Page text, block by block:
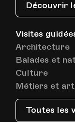
Date
HEP -
Av. de
Découvrir
Visites
Architecture
Balades et
Culture
Métiers et
Toutes les